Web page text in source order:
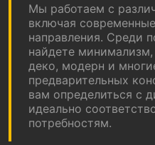
Мы работаем с
включая
направления. Среди
найдете минимализм,
деко, модерн и
предварительных
вам определиться с
идеально
потребностям.